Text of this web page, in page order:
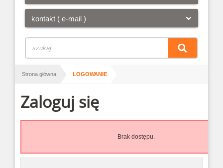
kontakt ( e-mail )
Strona główna LOGOWANIE
Zaloguj się
Brak dostępu.